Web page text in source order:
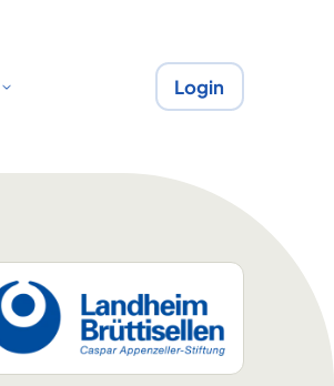
Login